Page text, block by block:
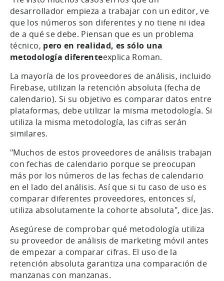
desarrollador empieza a trabajar con un editor, ve
que los números son diferentes y no tiene ni idea
de a qué se debe. Piensan que es un problema
técnico, pero en realidad, es sólo una
metodología diferenteexplica Roman.
La mayoría de los proveedores de análisis, incluido
Firebase, utilizan la retención absoluta (fecha de
calendario). Si su objetivo es comparar datos entre
plataformas, debe utilizar la misma metodología. Si
utiliza la misma metodología, las cifras serán
similares.
"Muchos de estos proveedores de análisis trabajan
con fechas de calendario porque se preocupan
más por los números de las fechas de calendario
en el lado del análisis. Así que si tu caso de uso es
comparar diferentes proveedores, entonces sí,
utiliza absolutamente la cohorte absoluta", dice Jas.
Asegúrese de comprobar qué metodología utiliza
su proveedor de análisis de marketing móvil antes
de empezar a comparar cifras. El uso de la
retención absoluta garantiza una comparación de
manzanas con manzanas.